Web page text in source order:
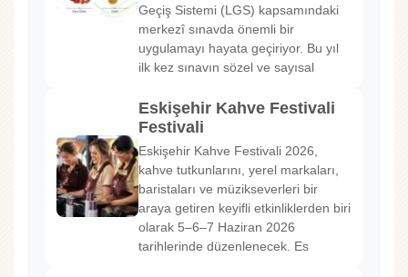
Geçiş Sistemi (LGS) kapsamındaki
merkezî sınavda önemli bir
uygulamayı hayata geçiriyor. Bu yıl
ilk kez sınavın sözel ve sayısal
Eskişehir Kahve Festivali
Festivali
Eskişehir Kahve Festivali 2026,
kahve tutkunlarını, yerel markaları,
baristaları ve müzikseverleri bir
araya getiren keyifli etkinliklerden biri
olarak 5–6–7 Haziran 2026
tarihlerinde düzenlenecek. Es